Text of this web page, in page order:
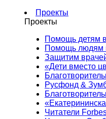
Проекты
Проекты
Помощь детям
Помощь людям
Защитим
«Дети вместо
Русфонд &
Читатели